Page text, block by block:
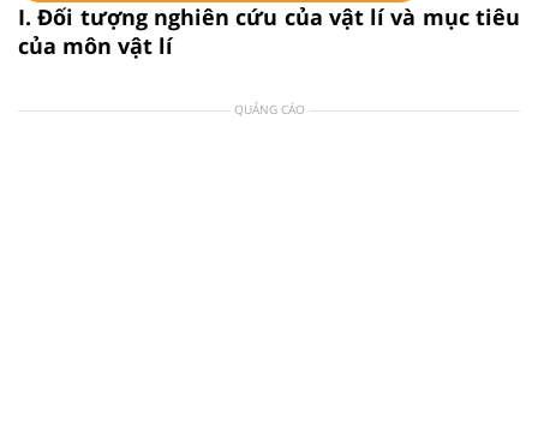
I. Đối tượng nghiên cứu của vật lí và mục tiêu
của môn vật lí
QUẢNG CÁO